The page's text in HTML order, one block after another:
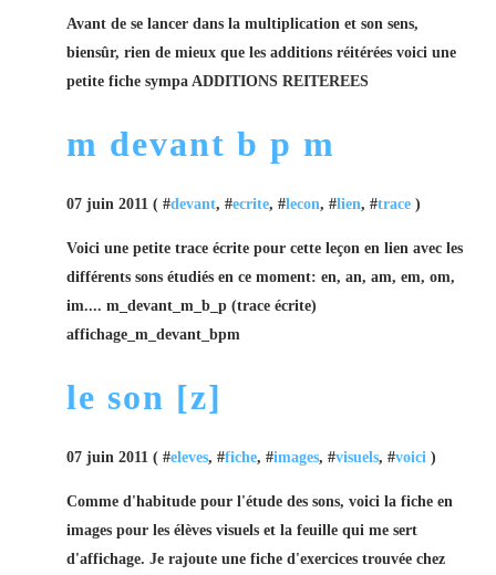
Avant de se lancer dans la multiplication et son sens,
biensûr, rien de mieux que les additions réitérées voici une
petite fiche sympa ADDITIONS REITEREES
m devant b p m
07 juin 2011 ( #devant, #ecrite, #lecon, #lien, #trace )
Voici une petite trace écrite pour cette leçon en lien avec les
différents sons étudiés en ce moment: en, an, am, em, om,
im.... m_devant_m_b_p (trace écrite)
affichage_m_devant_bpm
le son [z]
07 juin 2011 ( #eleves, #fiche, #images, #visuels, #voici )
Comme d'habitude pour l'étude des sons, voici la fiche en
images pour les élèves visuels et la feuille qui me sert
d'affichage. Je rajoute une fiche d'exercices trouvée chez